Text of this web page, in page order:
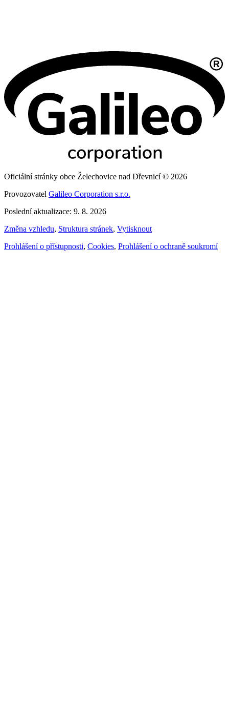
Oficiální stránky obce Želechovice nad Dřevnicí © 2026
Provozovatel Galileo Corporation s.r.o.
Poslední aktualizace: 9. 8. 2026
Změna vzhledu, Struktura stránek, Vytisknout
Prohlášení o přístupnosti, Cookies, Prohlášení o ochraně soukromí